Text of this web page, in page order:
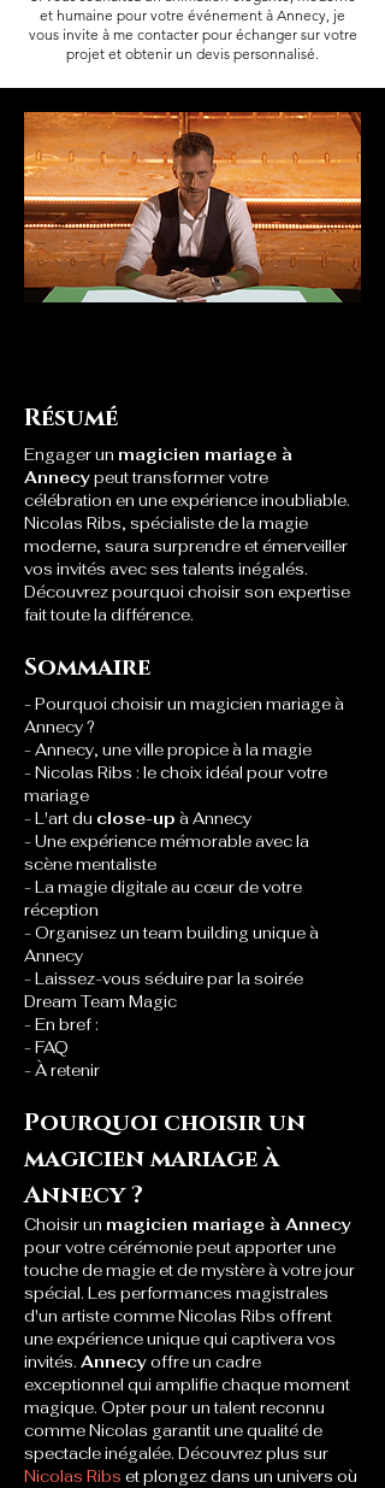
et humaine pour votre événement à Annecy, je
vous invite à me contacter pour échanger sur votre
projet et obtenir un devis personnalisé.
Résumé
Engager un magicien mariage à
Annecy peut transformer votre
célébration en une expérience inoubliable.
Nicolas Ribs, spécialiste de la magie
moderne, saura surprendre et émerveiller
vos invités avec ses talents inégalés.
Découvrez pourquoi choisir son expertise
fait toute la différence.
Sommaire
- Pourquoi choisir un magicien mariage à
Annecy ?
- Annecy, une ville propice à la magie
- Nicolas Ribs : le choix idéal pour votre
mariage
- L'art du close-up à Annecy
- Une expérience mémorable avec la
scène mentaliste
- La magie digitale au cœur de votre
réception
- Organisez un team building unique à
Annecy
- Laissez-vous séduire par la soirée
Dream Team Magic
- En bref :
- FAQ
- À retenir
Pourquoi choisir un
magicien mariage à
Annecy ?
Choisir un magicien mariage à Annecy
pour votre cérémonie peut apporter une
touche de magie et de mystère à votre jour
spécial. Les performances magistrales
d'un artiste comme Nicolas Ribs offrent
une expérience unique qui captivera vos
invités. Annecy offre un cadre
exceptionnel qui amplifie chaque moment
magique. Opter pour un talent reconnu
comme Nicolas garantit une qualité de
spectacle inégalée. Découvrez plus sur
Nicolas Ribs et plongez dans un univers où